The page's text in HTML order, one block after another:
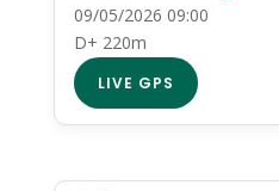
09/05/2026 09:00
D+ 220m
LIVE GPS